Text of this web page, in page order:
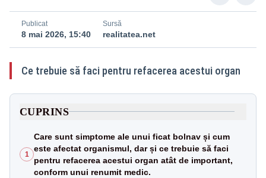
Publicat
8 mai 2026, 15:40
Sursă
realitatea.net
Ce trebuie să faci pentru refacerea acestui organ
CUPRINS
1
Care sunt simptome ale unui ficat bolnav și cum
este afectat organismul, dar și ce trebuie să faci
pentru refacerea acestui organ atât de important,
conform unui renumit medic.